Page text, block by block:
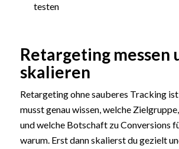
testen
Retargeting messen
skalieren
Retargeting ohne sauberes Tracking
musst genau wissen, welche
und welche Botschaft zu Conversions
warum. Erst dann skalierst du gezielt